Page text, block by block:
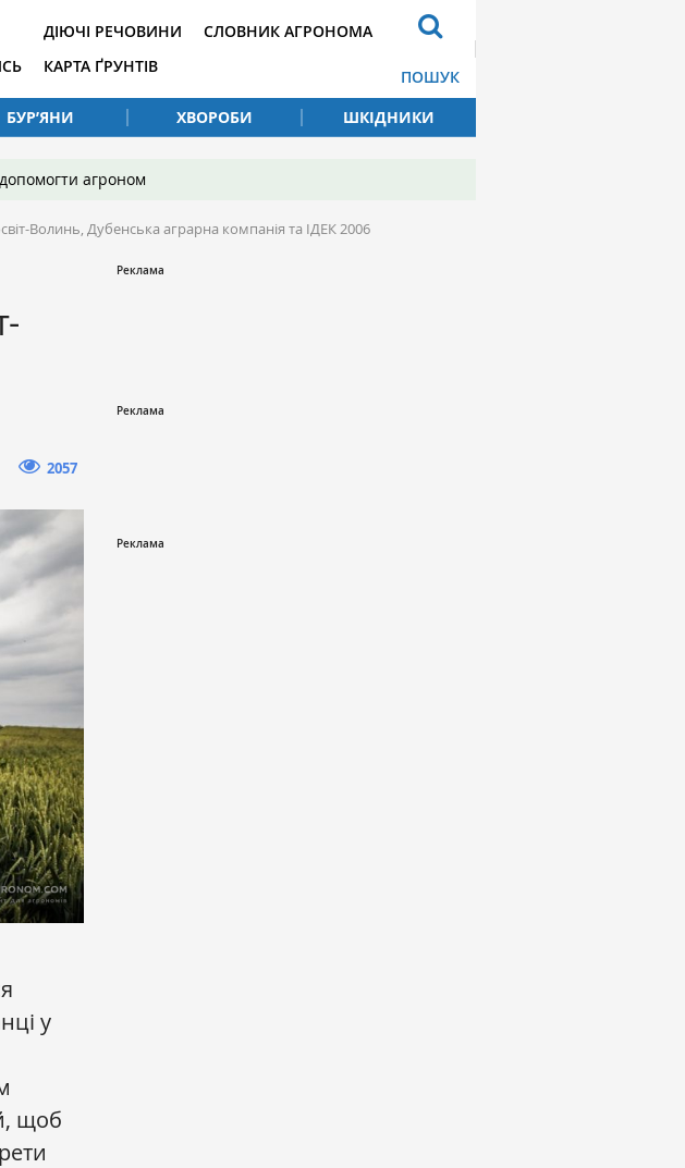
ДІЮЧІ РЕЧОВИНИ
КАРТА ҐРУНТІВ
СЛОВНИК АГРОНОМА
ПОШУК
БУР’ЯНИ ХВОРОБИ ШКІДНИКИ
агроном
Волинь, Дубенська аграрна компанія та ІДЕК 2006
2057
у
щоб